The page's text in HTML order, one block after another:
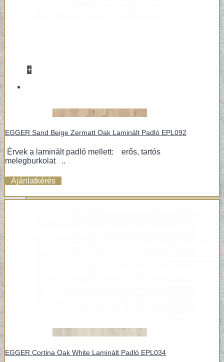
+
EGYEDI FOTOGRÁFIÁK
EGGER Sand Beige Zermatt Oak Laminált Padló EPL092
Érvek a laminált padló mellett: erős, tartós
melegburkolat ..
Ajánlatkérés
EGGER Cortina Oak White Laminált Padló EPL034